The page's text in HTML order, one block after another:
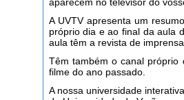
A UVTV apresenta um
próprio dia e ao final da aula
aula têm a revista de
Têm também o canal
filme do ano passado.
A nossa universidade